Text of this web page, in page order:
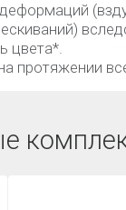
деформаций
цвета*.
протяжении